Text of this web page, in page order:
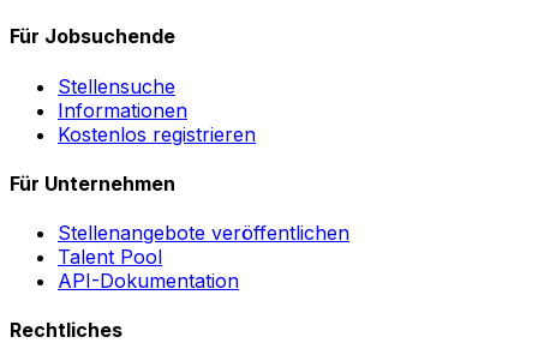
Für Jobsuchende
Stellensuche
Informationen
Kostenlos registrieren
Für Unternehmen
Stellenangebote veröffentlichen
Talent Pool
API-Dokumentation
Rechtliches